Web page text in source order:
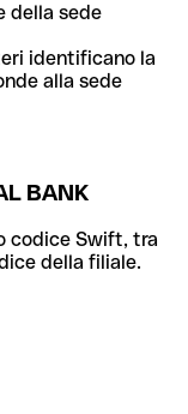
della sede
identificano la
alla sede
BANK
codice Swift, tra
della filiale.